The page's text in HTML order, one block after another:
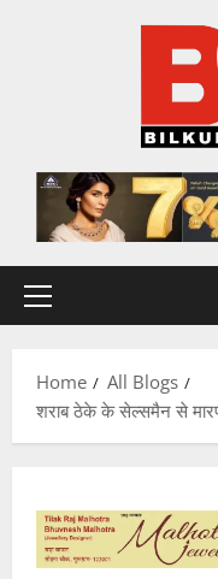
Primary
Home
All Blogs
शराब ठेके के सेल्समैन से